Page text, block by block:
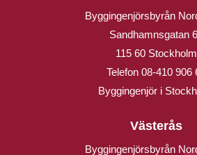
Byggingenjörsbyrån
Sandhamnsgatan
115 60 Stockholm
Telefon 08-410 906
Byggingenjör i
Västerås
Byggingenjörsbyrån